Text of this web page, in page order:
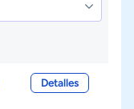
Detalles